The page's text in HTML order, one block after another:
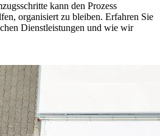
kann den Prozess
organisiert zu bleiben. Erfahren Sie
Dienstleistungen und wie wir